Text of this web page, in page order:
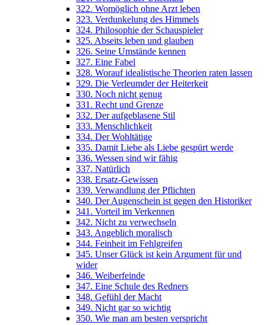
322. Womöglich ohne Arzt leben
323. Verdunkelung des Himmels
324. Philosophie der Schauspieler
325. Abseits leben und glauben
326. Seine Umstände kennen
327. Eine Fabel
328. Worauf idealistische Theorien raten lassen
329. Die Verleumder der Heiterkeit
330. Noch nicht genug
331. Recht und Grenze
332. Der aufgeblasene Stil
333. Menschlichkeit
334. Der Wohltätige
335. Damit Liebe als Liebe gespürt werde
336. Wessen sind wir fähig
337. Natürlich
338. Ersatz-Gewissen
339. Verwandlung der Pflichten
340. Der Augenschein ist gegen den Historiker
341. Vorteil im Verkennen
342. Nicht zu verwechseln
343. Angeblich moralisch
344. Feinheit im Fehlgreifen
345. Unser Glück ist kein Argument für und
wider
346. Weiberfeinde
347. Eine Schule des Redners
348. Gefühl der Macht
349. Nicht gar so wichtig
350. Wie man am besten verspricht